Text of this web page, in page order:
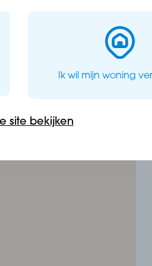
waarborgsom (10% van
Ik wil mijn woning
site bekijken